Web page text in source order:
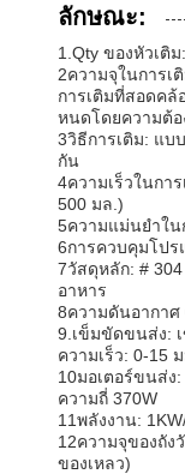
ลักษณะ:
1.Qty ของหัวเติ
2ความจุในการเ
การเติมที่สอดคล้
หนดโดยความต้อ
3วิธีการเติม: แบ
กัน
4ความเร็วในกา
500 มล.)
5ความแม่นยําใน
6การควบคุมโปร
7วัสดุหลัก: #
อาหาร
8ความดันอากาศ
9.เข็มขัดขนส่ง:
ความเร็ว: 0-15
10มอเตอร์ขนส่ง
ความถี่ 370W
11พลังงาน:
12ความจุของถัง
ของเหลว)